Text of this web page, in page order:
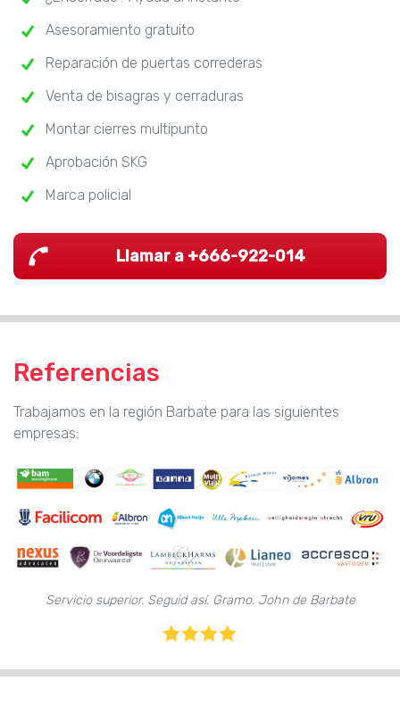
Asesoramiento gratuito
Reparación de puertas correderas
Venta de bisagras y cerraduras
Montar cierres multipunto
Aprobación SKG
Marca policial
Llamar a +666-922-014
Referencias
Trabajamos en la región Barbate para las siguientes
empresas:
Servicio superior. Seguid así. Gramo. John de Barbate